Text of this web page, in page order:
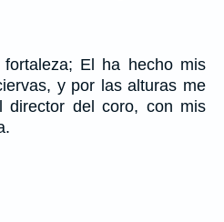
El ha hecho mis
y por las alturas me
director del coro, con mis